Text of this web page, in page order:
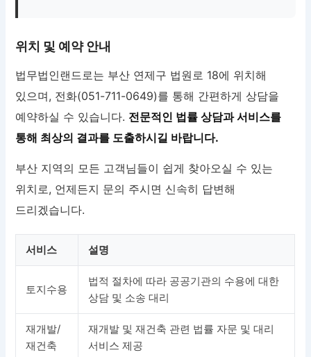
위치 및 예약 안내
법무법인랜드로는 부산 연제구 법원로 18에 위치해
있으며, 전화(051-711-0649)를 통해 간편하게 상담을
예약하실 수 있습니다. 전문적인 법률 상담과 서비스를
통해 최상의 결과를 도출하시길 바랍니다.
부산 지역의 모든 고객님들이 쉽게 찾아오실 수 있는
위치로, 언제든지 문의 주시면 신속히 답변해
드리겠습니다.
서비스 설명
토지수용
법적 절차에 따라 공공기관의 수용에 대한
상담 및 소송 대리
재개발/
재건축
재개발 및 재건축 관련 법률 자문 및 대리
서비스 제공